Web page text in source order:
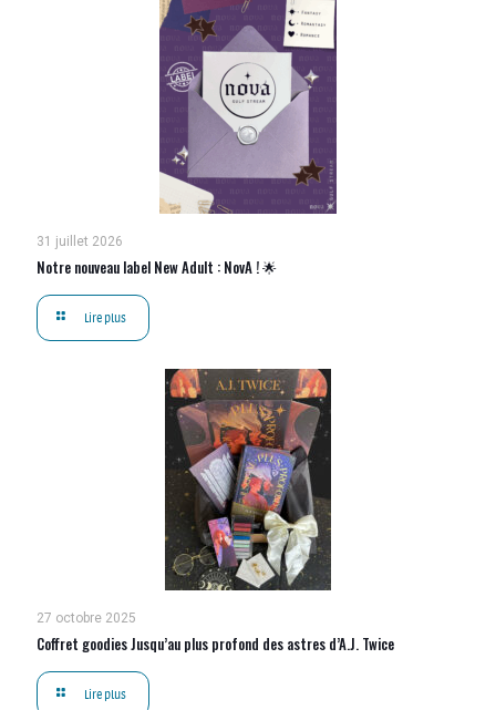
31 juillet 2026
Notre nouveau label New Adult : NovA ! 🌟
Lire plus
27 octobre 2025
Coffret goodies Jusqu’au plus profond des astres d’A.J. Twice
Lire plus